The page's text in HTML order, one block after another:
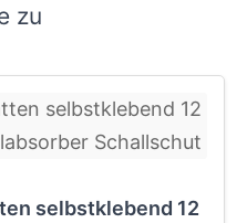
zu
selbstklebend 12